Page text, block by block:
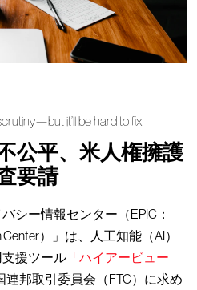
it’ll be hard to fix
公平、米人権擁護
要請
シー情報センター（EPIC：
Center）」は、人工知能（AI）
援ツール 「ハイアービュー
連邦取引委員会（FTC）に求め